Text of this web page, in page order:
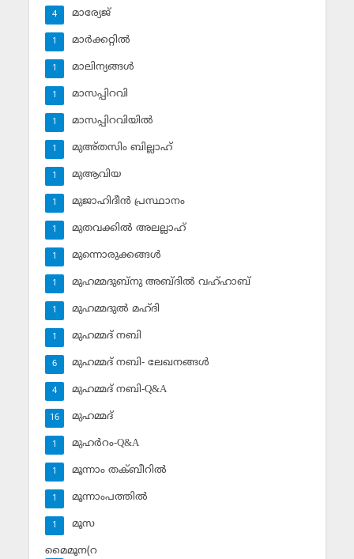
മാര്യേജ്
4
മാര്‍ക്കറ്റില്‍
1
മാലിന്യങ്ങള്‍
1
മാസപ്പിറവി
1
മാസപ്പിറവിയില്‍
1
മുഅ്തസിം ബില്ലാഹ്
1
മുആവിയ
1
മുജാഹിദീന്‍ പ്രസ്ഥാനം
1
മുതവക്കില്‍ അലല്ലാഹ്
1
മുന്നൊരുക്കങ്ങള്‍
1
മുഹമ്മദുബ്‌നു അബ്ദില്‍ വഹ്ഹാബ്
1
മുഹമ്മദുല്‍ മഹ്ദി
1
മുഹമ്മദ് നബി
1
മുഹമ്മദ് നബി- ലേഖനങ്ങള്‍
6
മുഹമ്മദ് നബി-Q&A
4
മുഹമ്മദ്‌
16
മുഹര്‍റം-Q&A
1
മൂന്നാം തക്ബീറില്‍
1
മൂന്നാംപത്തില്‍
1
മൂസ
1
മൈമൂന(റ